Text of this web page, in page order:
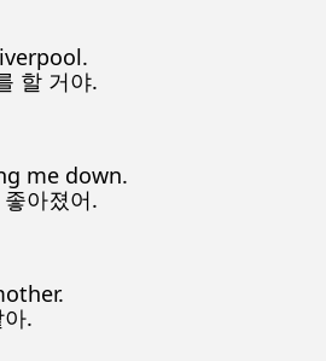
할 거야.
me down.
아졌어.
.